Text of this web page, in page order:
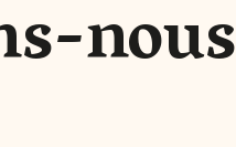
nous